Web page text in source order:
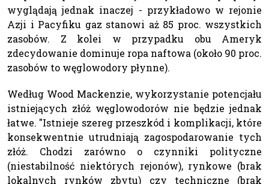
wyglądają jednak inaczej - przykładowo w rejonie
Azji i Pacyfiku gaz stanowi aż 85 proc. wszystkich
zasobów. Z kolei w przypadku obu Ameryk
zdecydowanie dominuje ropa naftowa (około 90 proc.
zasobów to węglowodory płynne).
Według Wood Mackenzie, wykorzystanie potencjału
istniejących złóż węglowodorów nie będzie jednak
łatwe. "Istnieje szereg przeszkód i komplikacji, które
konsekwentnie utrudniają zagospodarowanie tych
złóż. Chodzi zarówno o czynniki polityczne
(niestabilność niektórych rejonów), rynkowe (brak
lokalnych rynków zbytu) czy techniczne (brak